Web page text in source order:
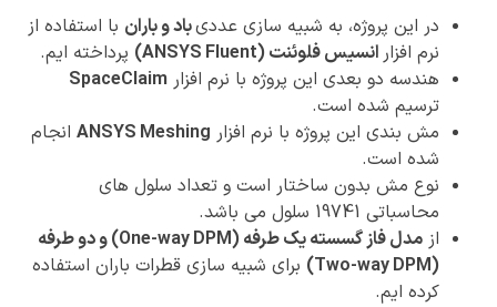
در این پروژه، به شبیه سازی عددیباد و باران با استفاده از
نرم افزار انسیس فلوئنت (ANSYS Fluent)
پرداخته ایم.
هندسه دو بعدی این پروژه با نرم افزارSpaceClaim
ترسیم شده است.
مش بندی این پروژه با نرم افزار ANSYS Meshing انجام
شده است.
نوع مش بدون ساختار است و تعداد سلول های
محاسباتی 19741 سلول می باشد.
از
مدل فاز گسسته یک طرفه (One-way DPM) و دو طرفه
(Two-way DPM)
برای شبیه سازی قطرات باران استفاده
کرده ایم.